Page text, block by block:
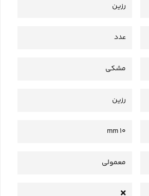
رزین
عدد
مشکی
رزین
10 mm
معمولی